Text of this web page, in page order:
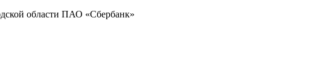
области ПАО «Сбербанк»